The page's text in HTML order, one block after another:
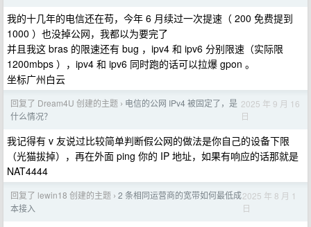
我的十几年的电信还在苟，今年 6 月续过一次提速（ 200 免费提到
1000 ）也没掉公网，我都以为要完了
并且我这 bras 的限速还有 bug ，ipv4 和 ipv6 分别限速（实际限
1200mbps ），ipv4 和 ipv6 同时跑的话可以拉爆 gpon 。
坐标广州白云
回复了 Dream4U 创建的主题 › 电信的公网 IPv4 被固定了，是
什么情况？
2025 年 9 月 16
日
我记得有 v 友说过比较简单判断假公网的做法是你自己的设备下限
（光猫拔掉），再在外面 ping 你的 IP 地址，如果有响应的话那就是
NAT4444
回复了 lewin18 创建的主题 › 2 条相同运营商的宽带如何最低成
本接入
2025 年 8 月 1
日